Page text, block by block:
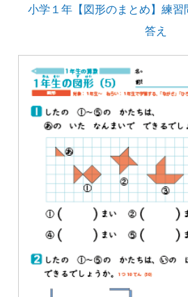
小学１年【図形のまとめ】練習
答え